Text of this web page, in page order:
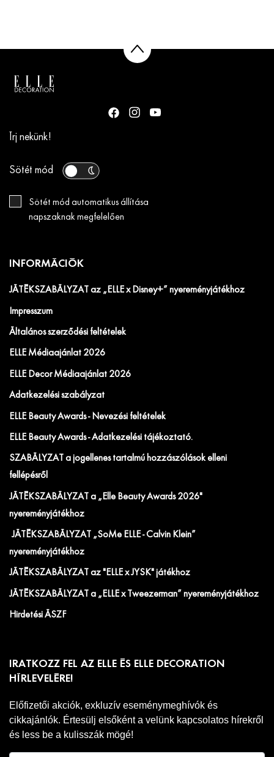
Írj nekünk!
Sötét mód
Sötét mód automatikus állítása
napszaknak megfelelően
INFORMÁCIÓK
JÁTÉKSZABÁLYZAT az „ELLE x Disney+” nyereményjátékhoz
Impresszum
Általános szerződési feltételek
ELLE Médiaajánlat 2026
ELLE Decor Médiaajánlat 2026
Adatkezelési szabályzat
ELLE Beauty Awards - Nevezési feltételek
ELLE Beauty Awards - Adatkezelési tájékoztató.
SZABÁLYZAT a jogellenes tartalmú hozzászólások elleni
fellépésről
JÁTÉKSZABÁLYZAT a „Elle Beauty Awards 2026"
nyereményjátékhoz
JÁTÉKSZABÁLYZAT „SoMe ELLE - Calvin Klein”
nyereményjátékhoz
JÁTÉKSZABÁLYZAT az "ELLE x JYSK" játékhoz
JÁTÉKSZABÁLYZAT a „ELLE x Tweezerman” nyereményjátékhoz
Hirdetési ÁSZF
IRATKOZZ FEL AZ ELLE ÉS ELLE DECORATION
HÍRLEVELÉRE!
Előfizetői akciók, exkluzív eseménymeghívók és
cikkajánlók. Értesülj elsőként a velünk kapcsolatos hírekről
és less be a kulisszák mögé!